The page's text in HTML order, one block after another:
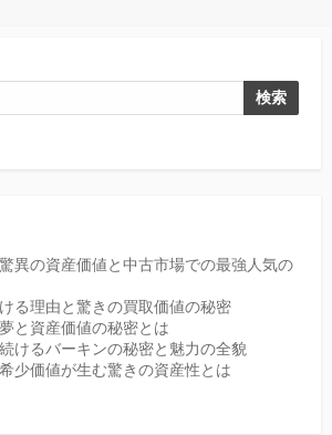
検索
異の資産価値と中古市場での最強人気の
る理由と驚きの買取価値の秘密
と資産価値の秘密とは
けるバーキンの秘密と魅力の全貌
少価値が生む驚きの資産性とは